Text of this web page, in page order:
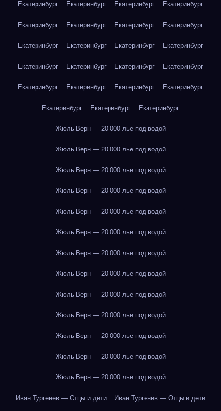
Екатеринбург Екатеринбург Екатеринбург Екатеринбург
Екатеринбург Екатеринбург Екатеринбург Екатеринбург
Екатеринбург Екатеринбург Екатеринбург Екатеринбург
Екатеринбург Екатеринбург Екатеринбург Екатеринбург
Екатеринбург Екатеринбург Екатеринбург Екатеринбург
Екатеринбург Екатеринбург Екатеринбург
Жюль Верн — 20 000 лье под водой
Жюль Верн — 20 000 лье под водой
Жюль Верн — 20 000 лье под водой
Жюль Верн — 20 000 лье под водой
Жюль Верн — 20 000 лье под водой
Жюль Верн — 20 000 лье под водой
Жюль Верн — 20 000 лье под водой
Жюль Верн — 20 000 лье под водой
Жюль Верн — 20 000 лье под водой
Жюль Верн — 20 000 лье под водой
Жюль Верн — 20 000 лье под водой
Жюль Верн — 20 000 лье под водой
Жюль Верн — 20 000 лье под водой
Иван Тургенев — Отцы и дети Иван Тургенев — Отцы и дети